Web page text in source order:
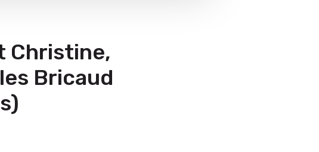
Christine,
Bricaud